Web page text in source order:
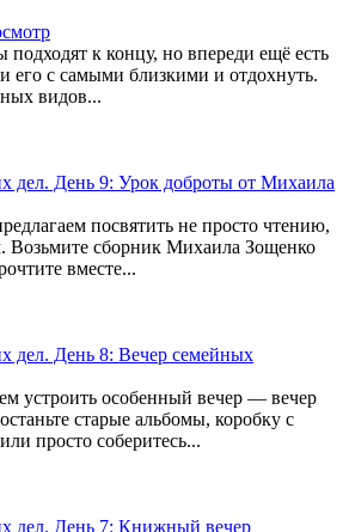
к концу, но впереди ещё есть
его с самыми близкими и отдохнуть.
видов...
дел. День 9: Урок доброты от Михаила
посвятить не просто чтению,
Возьмите сборник Михаила Зощенко
вместе...
дел. День 8: Вечер семейных
устроить особенный вечер — вечер
старые альбомы, коробку с
просто соберитесь...
дел. День 7: Книжный вечер